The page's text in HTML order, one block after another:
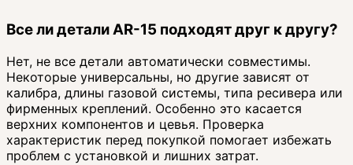
Все ли детали AR-15 подходят друг к другу?
Нет, не все детали автоматически совместимы.
Некоторые универсальны, но другие зависят от
калибра, длины газовой системы, типа ресивера или
фирменных креплений. Особенно это касается
верхних компонентов и цевья. Проверка
характеристик перед покупкой помогает избежать
проблем с установкой и лишних затрат.